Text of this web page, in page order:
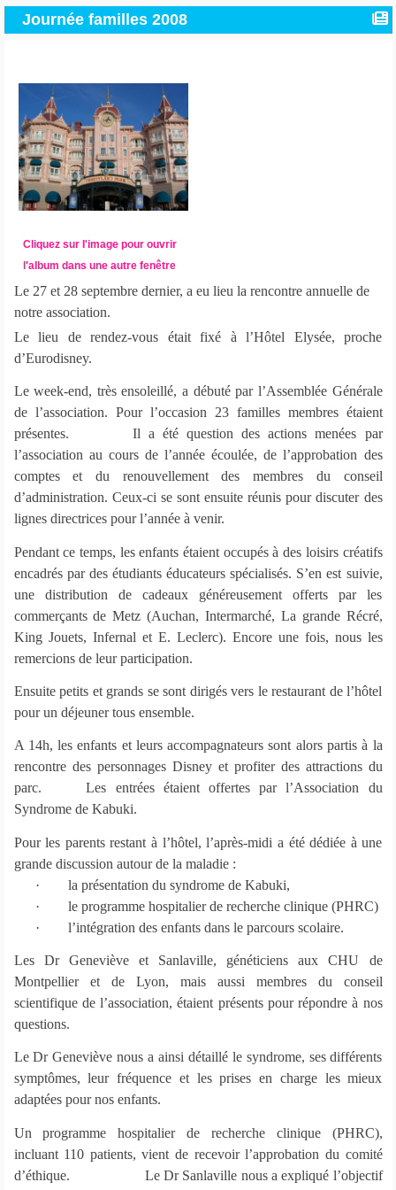
Journée familles 2008
Cliquez sur l'image pour ouvrir
l'album dans une autre fenêtre
Le 27 et 28 septembre dernier, a eu lieu la rencontre annuelle de
notre association.
Le lieu de rendez-vous était fixé à l’Hôtel Elysée, proche
d’Eurodisney.
Le week-end, très ensoleillé, a débuté par l’Assemblée Générale
de l’association. Pour l’occasion 23 familles membres étaient
présentes. Il a été question des actions menées par
l’association au cours de l’année écoulée, de l’approbation des
comptes et du renouvellement des membres du conseil
d’administration. Ceux-ci se sont ensuite réunis pour discuter des
lignes directrices pour l’année à venir.
Pendant ce temps, les enfants étaient occupés à des loisirs créatifs
encadrés par des étudiants éducateurs spécialisés. S’en est suivie,
une distribution de cadeaux généreusement offerts par les
commerçants de Metz (Auchan, Intermarché, La grande Récré,
King Jouets, Infernal et E. Leclerc). Encore une fois, nous les
remercions de leur participation.
Ensuite petits et grands se sont dirigés vers le restaurant de l’hôtel
pour un déjeuner tous ensemble.
A 14h, les enfants et leurs accompagnateurs sont alors partis à la
rencontre des personnages Disney et profiter des attractions du
parc. Les entrées étaient offertes par l’Association du
Syndrome de Kabuki.
Pour les parents restant à l’hôtel, l’après-midi a été dédiée à une
grande discussion autour de la maladie :
·
la présentation du syndrome de Kabuki,
·
le programme hospitalier de recherche clinique (PHRC)
·
l’intégration des enfants dans le parcours scolaire.
Les Dr Geneviève et Sanlaville, généticiens aux CHU de
Montpellier et de Lyon, mais aussi membres du conseil
scientifique de l’association, étaient présents pour répondre à nos
questions.
Le Dr Geneviève nous a ainsi détaillé le syndrome, ses différents
symptômes, leur fréquence et les prises en charge les mieux
adaptées pour nos enfants.
Un programme hospitalier de recherche clinique (PHRC),
incluant 110 patients, vient de recevoir l’approbation du comité
d’éthique. Le Dr Sanlaville nous a expliqué l’objectif